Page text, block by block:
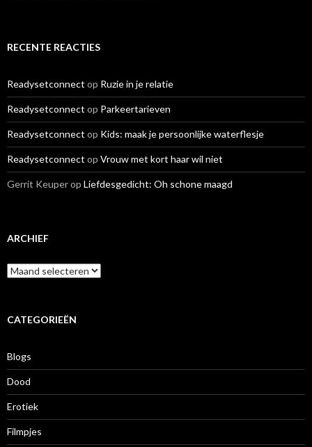
RECENTE REACTIES
Readysetconnect op Ruzie in je relatie
Readysetconnect op Parkeertarieven
Readysetconnect op Kids: maak je persoonlijke waterflesje
Readysetconnect op Vrouw met kort haar wil niet
Gerrit Keuperop Liefdesgedicht: Oh schone maagd
ARCHIEF
A
r
iCATEGORIEËN
Blogs
Dood
Erotiek
Filmpjes